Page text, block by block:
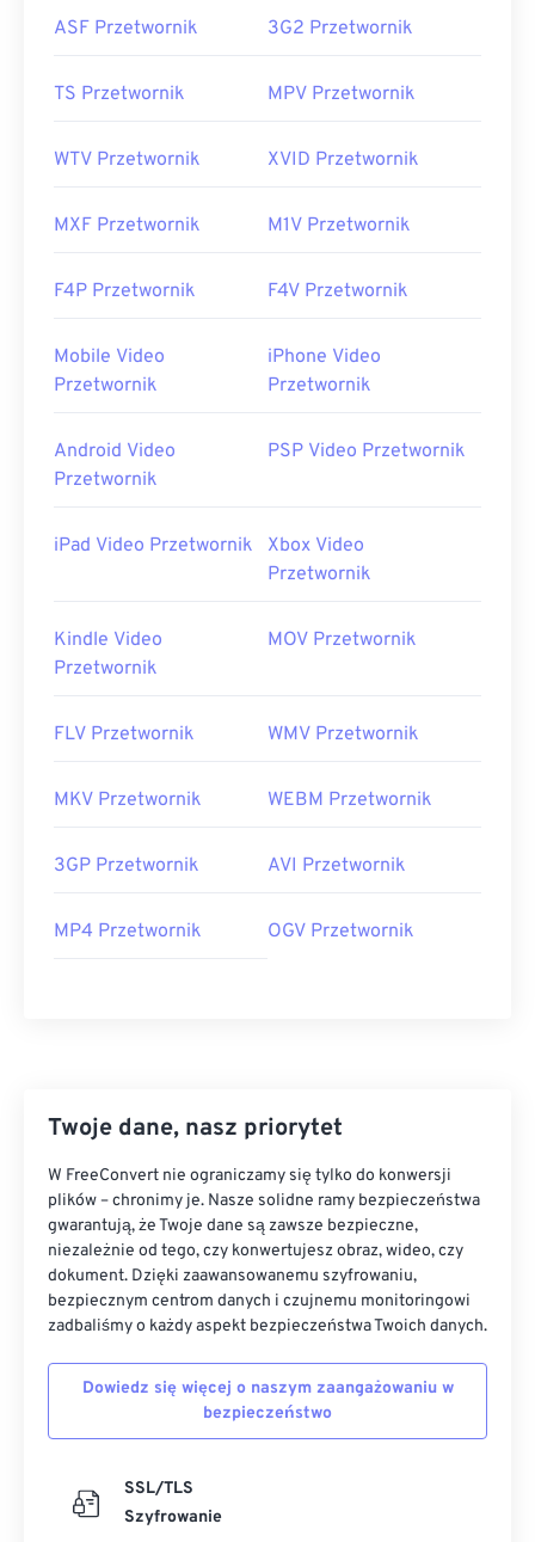
ASF Przetwornik 3G2 Przetwornik
TS Przetwornik MPV Przetwornik
WTV Przetwornik XVID Przetwornik
MXF Przetwornik M1V Przetwornik
F4P Przetwornik F4V Przetwornik
Mobile Video
Przetwornik
iPhone Video
Przetwornik
Android Video
Przetwornik
PSP Video Przetwornik
iPad Video Przetwornik
Xbox Video
Przetwornik
Kindle Video
Przetwornik
MOV Przetwornik
FLV Przetwornik WMV Przetwornik
MKV Przetwornik WEBM Przetwornik
3GP Przetwornik AVI Przetwornik
MP4 Przetwornik OGV Przetwornik
Twoje dane, nasz priorytet
W FreeConvert nie ograniczamy się tylko do konwersji
plików – chronimy je. Nasze solidne ramy bezpieczeństwa
gwarantują, że Twoje dane są zawsze bezpieczne,
niezależnie od tego, czy konwertujesz obraz, wideo, czy
dokument. Dzięki zaawansowanemu szyfrowaniu,
bezpiecznym centrom danych i czujnemu monitoringowi
zadbaliśmy o każdy aspekt bezpieczeństwa Twoich danych.
Dowiedz się więcej o naszym zaangażowaniu w
bezpieczeństwo
SSL/TLS
Szyfrowanie